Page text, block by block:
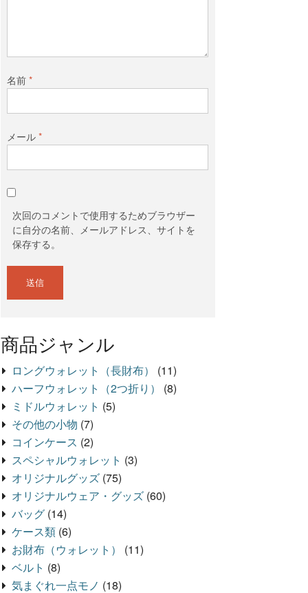
名前*
メール*
次回のコメントで使用するためブラウザー
に自分の名前、メールアドレス、サイトを
保存する。
商品ジャンル
ロングウォレット（長財布）
(11)
ハーフウォレット（2つ折り）
(8)
ミドルウォレット (5)
その他の小物 (7)
コインケース (2)
スペシャルウォレット (3)
オリジナルグッズ (75)
オリジナルウェア・グッズ (60)
バッグ (14)
ケース類 (6)
お財布（ウォレット）
(11)
ベルト (8)
気まぐれ一点モノ (18)